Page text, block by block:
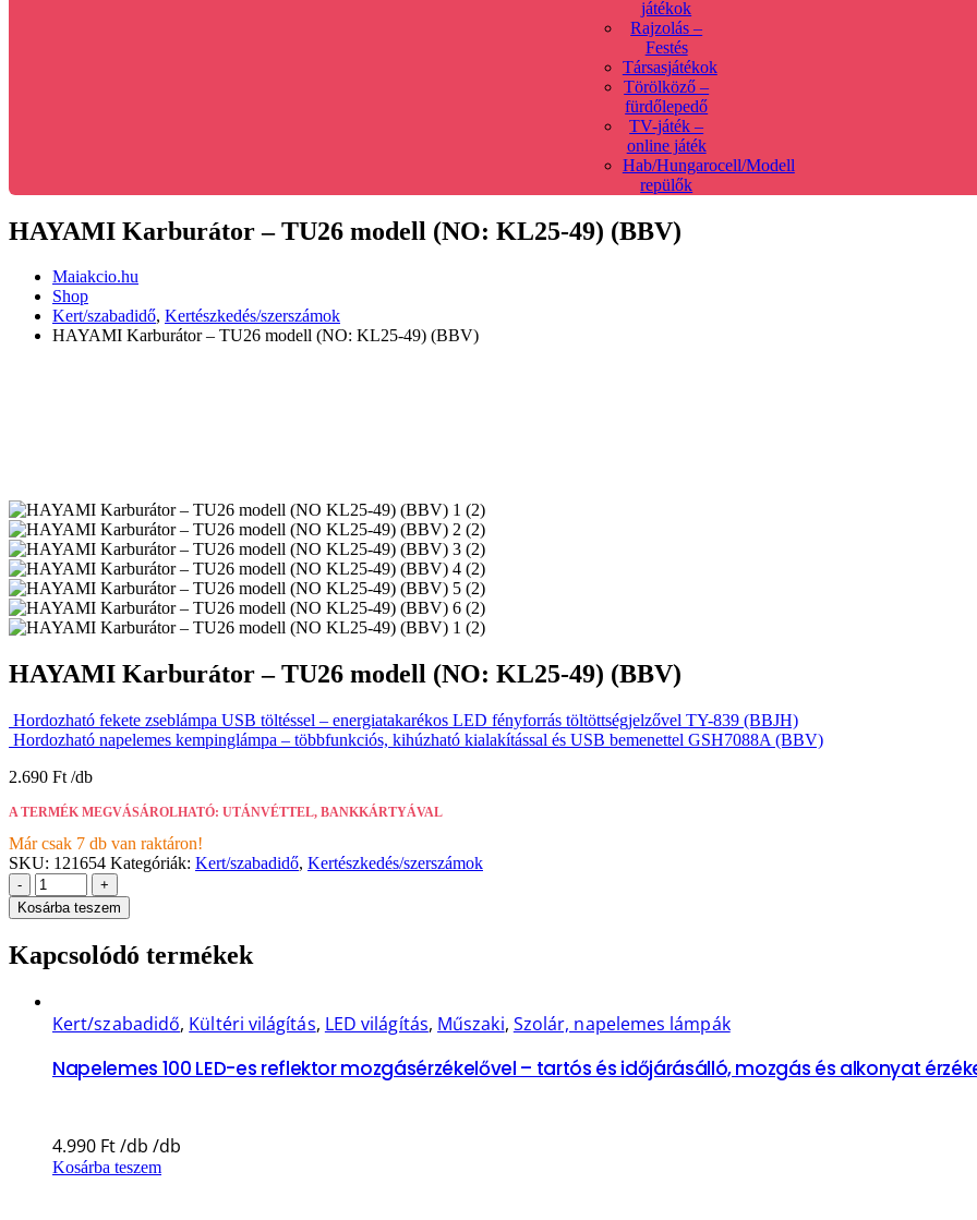
játékok
Rajzolás –
Festés
Társasjátékok
Törölköző –
fürdőlepedő
TV-játék –
online játék
Hab/Hungarocell/Modell
repülők
HAYAMI Karburátor – TU26 modell (NO: KL25-49) (BBV)
Maiakcio.hu
Shop
Kert/szabadidő, Kertészkedés/szerszámok
HAYAMI Karburátor – TU26 modell (NO: KL25-49) (BBV)
HAYAMI Karburátor – TU26 modell (NO: KL25-49) (BBV)
Hordozható fekete zseblámpa USB töltéssel – energiatakarékos LED fényforrás töltöttségjelzővel TY-839 (BBJH)
Hordozható napelemes kempinglámpa – többfunkciós, kihúzható kialakítással és USB bemenettel GSH7088A (BBV)
2.690 Ft
A TERMÉK MEGVÁSÁROLHATÓ: UTÁNVÉTTEL, BANKKÁRTYÁVAL
Már csak 7 db van raktáron!
SKU: 121654 Kategóriák: Kert/szabadidő, Kertészkedés/szerszámok
-
+
Kosárba teszem
Kapcsolódó termékek
Kert/szabadidő, Kültéri világítás, LED világítás, Műszaki, Szolár, napelemes lámpák
Napelemes 100 LED-es reflektor mozgásérzékelővel – tartós és időjárásálló, mozgás és alkonyat
4.990 Ft
Kosárba teszem